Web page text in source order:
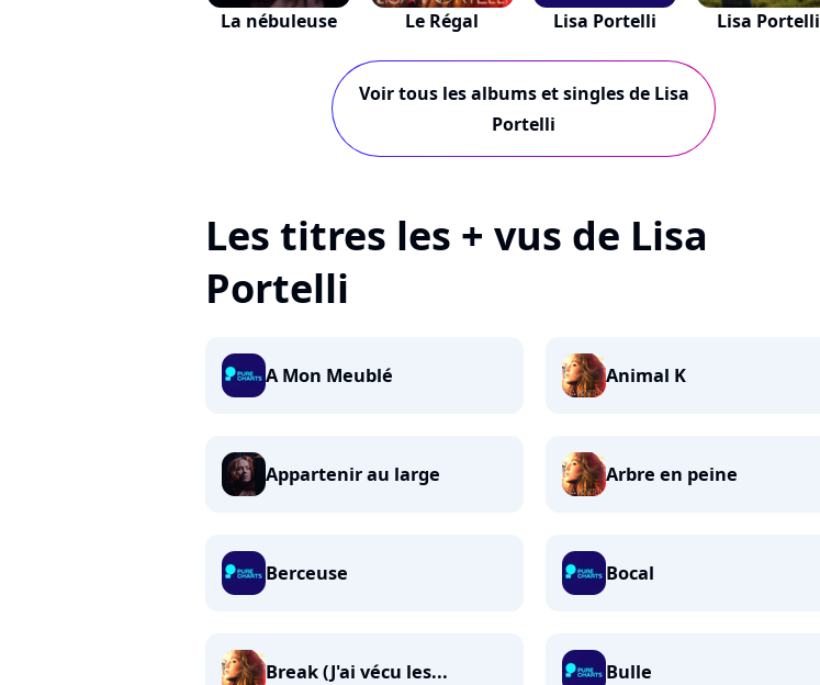
La nébuleuse Le Régal Lisa Portelli Lisa Portelli
Voir tous les albums et singles de Lisa
Portelli
Les titres les + vus de Lisa
Portelli
A Mon Meublé Animal K
Appartenir au large Arbre en peine
Berceuse Bocal
Break (J'ai vécu les... Bulle